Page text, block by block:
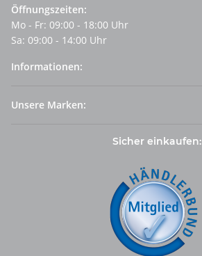
Öffnungszeiten:
Mo - Fr: 09:00 - 18:00 Uhr
Sa: 09:00 - 14:00 Uhr
Informationen:
Unsere Marken:
Sicher einkaufen: